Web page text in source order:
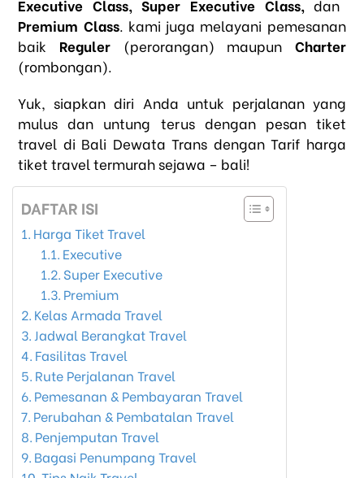
Executive Class, Super Executive Class,dan
Premium Class. kami juga melayani pemesanan
baik Reguler(perorangan) maupun Charter
(rombongan).
Yuk, siapkan diri Anda untuk perjalanan yang
mulus dan untung terus dengan pesan tiket
travel di Bali Dewata Trans dengan Tarif harga
tiket travel termurah sejawa – bali!
DAFTAR ISI
Harga Tiket Travel
Executive
Super Executive
Premium
Kelas Armada Travel
Jadwal Berangkat Travel
Fasilitas Travel
Rute Perjalanan Travel
Pemesanan & Pembayaran Travel
Perubahan & Pembatalan Travel
Penjemputan Travel
Bagasi Penumpang Travel